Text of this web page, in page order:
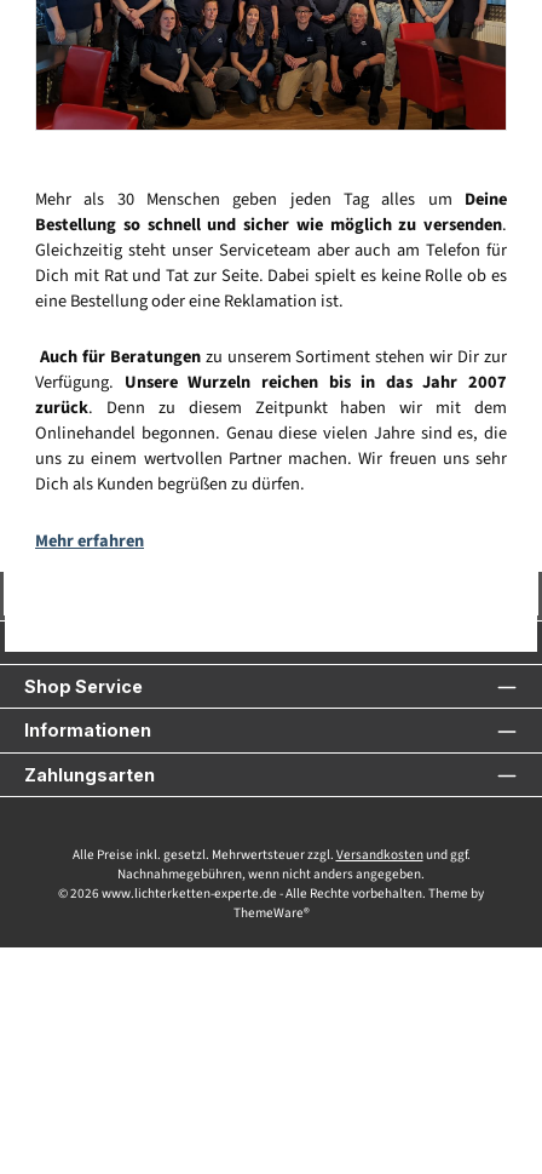
Mehr als 30 Menschen geben jeden Tag alles um Deine
Bestellung so schnell und sicher wie möglich zu versenden.
Gleichzeitig steht unser Serviceteam aber auch am Telefon für
Dich mit Rat und Tat zur Seite. Dabei spielt es keine Rolle ob es
eine Bestellung oder eine Reklamation ist.
Auch für Beratungenzu unserem Sortiment stehen wir Dir zur
Verfügung. Unsere Wurzeln reichen bis in das Jahr 2007
zurück. Denn zu diesem Zeitpunkt haben wir mit dem
Onlinehandel begonnen. Genau diese vielen Jahre sind es, die
uns zu einem wertvollen Partner machen. Wir freuen uns sehr
Dich als Kunden begrüßen zu dürfen.
Mehr erfahren
Shop Service
Informationen
Zahlungsarten
Alle Preise inkl. gesetzl. Mehrwertsteuer zzgl. Versandkostenund ggf.
Nachnahmegebühren, wenn nicht anders angegeben.
© 2026 www.lichterketten-experte.de - Alle Rechte vorbehalten. Theme by
ThemeWare®